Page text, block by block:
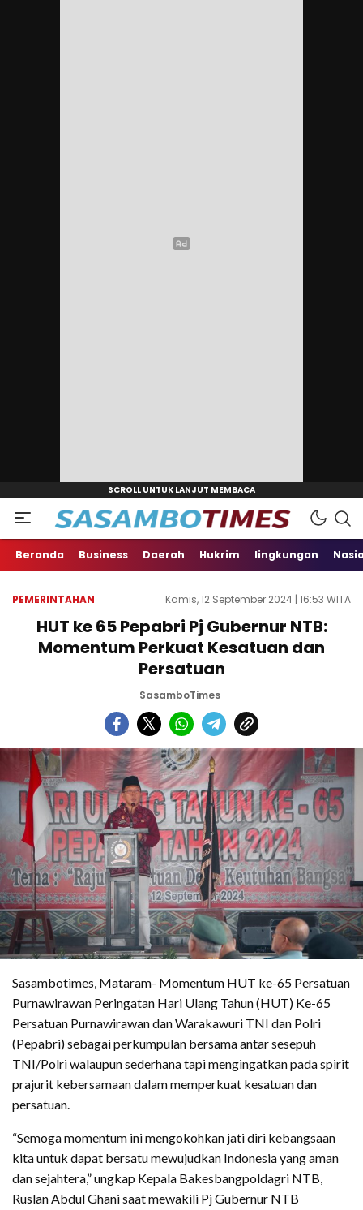
Beranda Business Daerah Hukrim lingkungan
PEMERINTAHAN Kamis, 12 September 2024 | 16:53 WITA
HUT ke 65 Pepabri Pj Gubernur NTB:
Momentum Perkuat Kesatuan dan
Persatuan
SasamboTimes
Sasambotimes, Mataram- Momentum HUT ke-65 Persatuan
Purnawirawan Peringatan Hari Ulang Tahun (HUT) Ke-65
Persatuan Purnawirawan dan Warakawuri TNI dan Polri
(Pepabri) sebagai perkumpulan bersama antar sesepuh
TNI/Polri walaupun sederhana tapi mengingatkan pada spirit
prajurit kebersamaan dalam memperkuat kesatuan dan
persatuan.
“Semoga momentum ini mengokohkan jati diri kebangsaan
kita untuk dapat bersatu mewujudkan Indonesia yang aman
dan sejahtera,” ungkap Kepala Bakesbangpoldagri NTB,
Ruslan Abdul Ghani saat mewakili Pj Gubernur NTB